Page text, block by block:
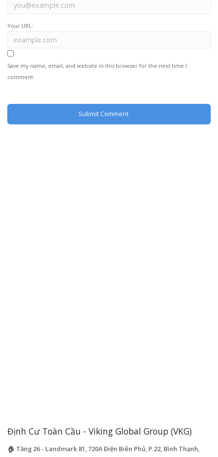
Your URL:
Save my name, email, and website in this browser for the next time I
comment.
Định Cư Toàn Cầu - Viking Global Group (VKG)
🏠 Tầng 26 - Landmark 81, 720A Điện Biên Phủ, P.22, Bình Thạnh,